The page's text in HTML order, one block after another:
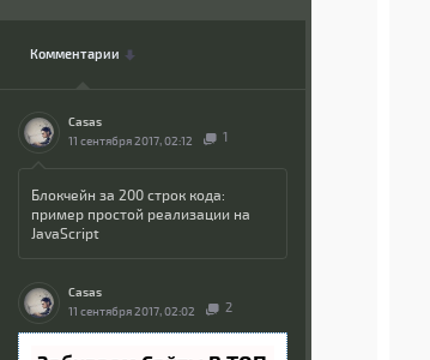
Комментарии
Casas
11 сентября 2017, 02:12
1
Блокчейн за 200 строк кода:
пример простой реализации на
JavaScript
Casas
11 сентября 2017, 02:02
2